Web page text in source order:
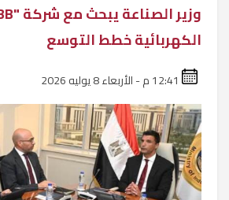
الكهربائية خطط التوسع